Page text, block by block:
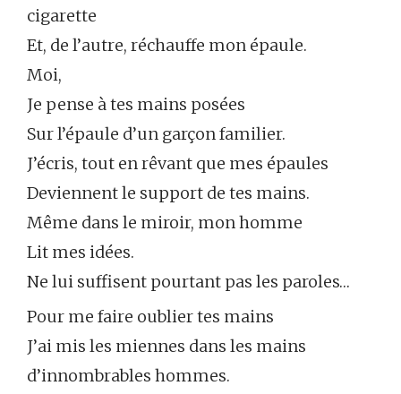
cigarette
Et, de l’autre, réchauffe mon épaule.
Moi,
Je pense à tes mains posées
Sur l’épaule d’un garçon familier.
J’écris, tout en rêvant que mes épaules
Deviennent le support de tes mains.
Même dans le miroir, mon homme
Lit mes idées.
Ne lui suffisent pourtant pas les paroles…
Pour me faire oublier tes mains
J’ai mis les miennes dans les mains
d’innombrables hommes.